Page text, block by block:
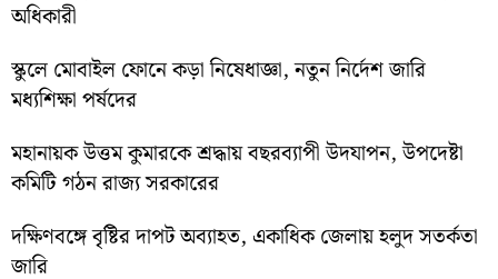
অধিকারী
স্কুলে মোবাইল ফোনে কড়া নিষেধাজ্ঞা, নতুন নির্দেশ জারি
মধ্যশিক্ষা পর্ষদের
মহানায়ক উত্তম কুমারকে শ্রদ্ধায় বছরব্যাপী উদযাপন, উপদেষ্টা
কমিটি গঠন রাজ্য সরকারের
দক্ষিণবঙ্গে বৃষ্টির দাপট অব্যাহত, একাধিক জেলায় হলুদ সতর্কতা
জারি